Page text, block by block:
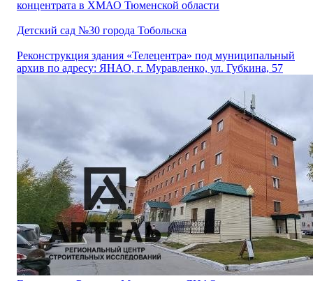
концентрата в ХМАО Тюменской области
Детский сад №30 города Тобольска
Реконструкция здания «Телецентра» под муниципальный
архив по адресу: ЯНАО, г. Муравленко, ул. Губкина, 57